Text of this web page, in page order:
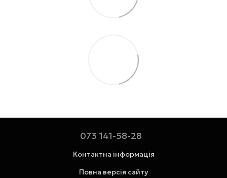
073 141-58-28
Контактна інформація
Повна версія сайту